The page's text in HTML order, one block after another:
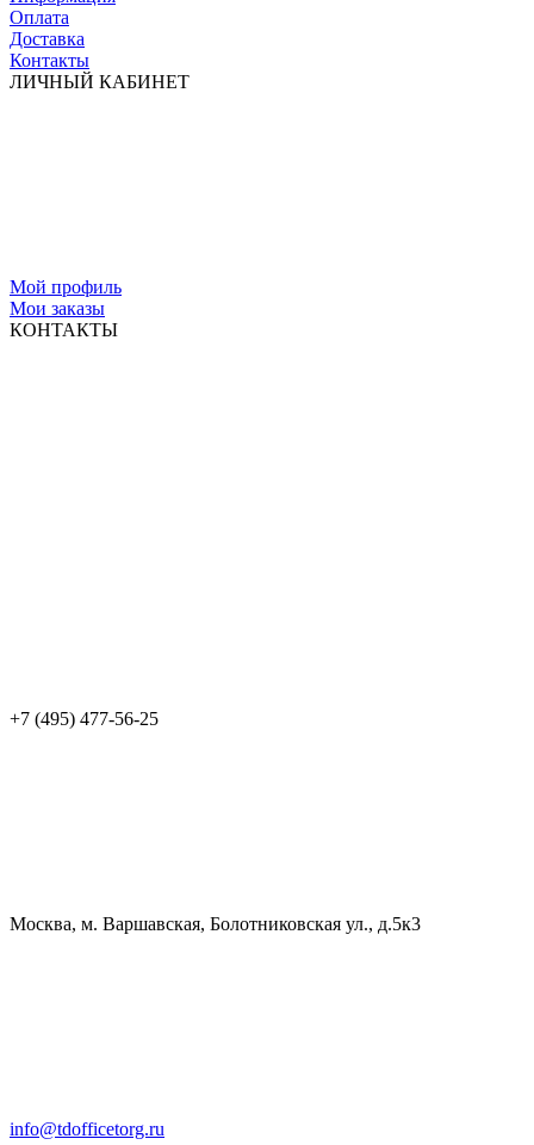
Оплата
Доставка
Контакты
ЛИЧНЫЙ КАБИНЕТ
Мой профиль
Мои заказы
КОНТАКТЫ
+7 (495) 477-56-25
Москва, м. Варшавская, Болотниковская ул., д.5к3
info@tdofficetorg.ru